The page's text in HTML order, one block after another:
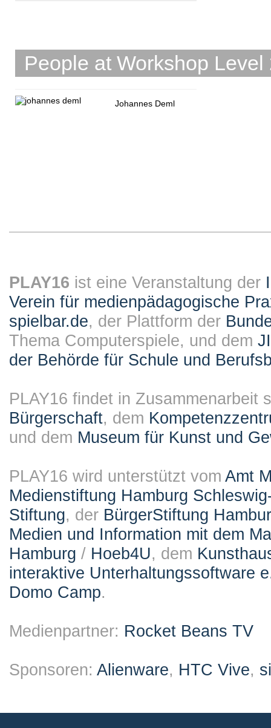
People at Workshop
Johannes Deml
PLAY16 ist eine Veranstaltung der
Verein für medienpädagogische
spielbar.de, der Plattform der
Thema Computerspiele, und dem
der Behörde für Schule und
PLAY16 findet in Zusammenarbeit
Bürgerschaft, dem
und dem Museum für Kunst und
PLAY16 wird unterstützt vom Amt
Medienstiftung Hamburg
Stiftung, der BürgerStiftung
Medien und Information mit dem
Hamburg / Hoeb4U, dem
interaktive Unterhaltungssoftware
Domo Camp.
Medienpartner: Rocket Beans TV
Sponsoren: Alienware, HTC Vive,